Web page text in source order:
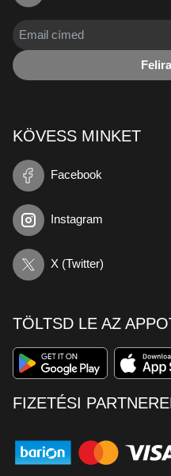
KÖVESS MINKET
Facebook
Instagram
X (Twitter)
TÖLTSD LE AZ
FIZETÉSI